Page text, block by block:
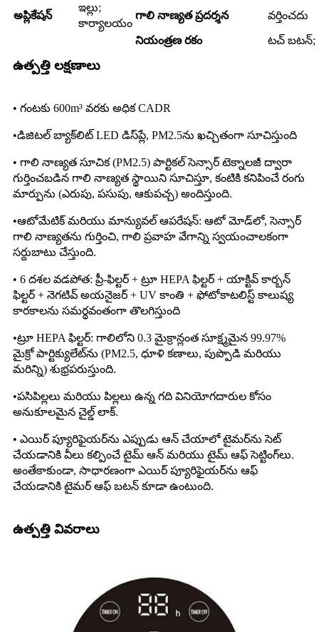
అప్లికేషన్
ఇల్లు;
కార్యాలయం
గాలి నాణ్యత ప్రదర్శన వర్తించదు
నియంత్రణ రకం టచ్ బటన్;
ఉత్పత్తి లక్షణాలు
• గంటకు 600m³ వరకు అధిక CADR
•డిజిటల్ బ్యాక్‌లిట్ LED డిస్‌ప్లే, PM2.5ను ఖచ్చితంగా సూచిస్తుంది
• గాలి నాణ్యత సూచిక (PM2.5) పార్టికల్ సెన్సార్ టెక్నాలజీ ద్వారా
గుర్తించబడిన గాలి నాణ్యత స్థాయిని సూచిస్తూ, కంటికి కనిపించే రంగు
మార్పును (ఎరుపు, పసుపు, ఆకుపచ్చ) అందిస్తుంది.
•ఆటోమేటిక్ మరియు మాన్యువల్ ఆపరేషన్: ఆటో మోడ్‌లో, సెన్సార్
గాలి నాణ్యతను గుర్తించి, గాలి ప్రవాహ వేగాన్ని స్వయంచాలకంగా
సర్దుబాటు చేస్తుంది.
• 6 దశల వడపోత: ప్రీ-ఫిల్టర్ + ట్రూ HEPA ఫిల్టర్ + యాక్టివ్ కార్బన్
ఫిల్టర్ + నెగటివ్ అయనైజర్ + UV కాంతి + ఫోటోకాటలిస్ట్ కాలుష్య
కారకాలను సమర్థవంతంగా తొలగిస్తుంది
•ట్రూ HEPA ఫిల్టర్: గాలిలోని 0.3 మైక్రాన్లంత సూక్ష్మమైన 99.97%
మైక్రో పార్టిక్యులేట్‌ను (PM2.5, ధూళి కణాలు, పుప్పొడి మరియు
మరిన్ని) శుభ్రపరుస్తుంది.
•పసిపిల్లలు మరియు పిల్లలు ఉన్న గది వినియోగదారుల కోసం
అనుకూలమైన చైల్డ్ లాక్.
• ఎయిర్ ప్యూరిఫైయర్‌ను ఎప్పుడు ఆన్ చేయాలో టైమర్‌ను సెట్
చేయడానికి వీలు కల్పించే టైమ్ ఆన్ మరియు టైమ్ ఆఫ్ సెట్టింగ్‌లు.
అంతేకాకుండా, సాధారణంగా ఎయిర్ ప్యూరిఫైయర్‌ను ఆఫ్
చేయడానికి టైమర్ ఆఫ్ బటన్ కూడా ఉంటుంది.
ఉత్పత్తి వివరాలు